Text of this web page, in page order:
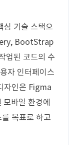
심 기술 스택으
BootStrap
업된 코드의 수
자 인터페이스
자인은 Figma
바일 환경에
목표로 하고